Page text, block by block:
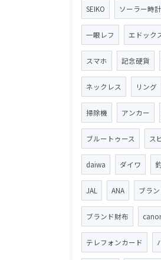
SEIKO ソーラー時計
一眼レフ エドック
スマホ 記念硬貨
ネックレス リング
掃除機 アンカー
ブルートゥース ス
daiwa ダイワ
JAL ANA ブラ
ブランド財布
テレフォンカード